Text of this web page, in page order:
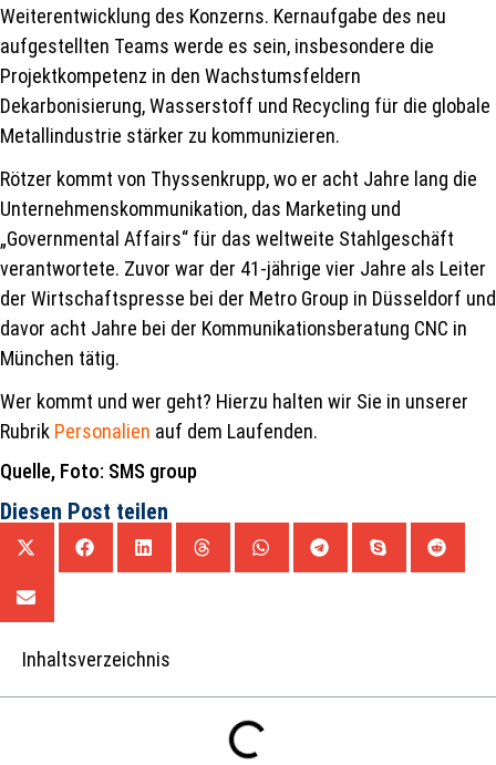
Weiterentwicklung des Konzerns. Kernaufgabe des neu
aufgestellten Teams werde es sein, insbesondere die
Projektkompetenz in den Wachstumsfeldern
Dekarbonisierung, Wasserstoff und Recycling für die globale
Metallindustrie stärker zu kommunizieren.
Rötzer kommt von Thyssenkrupp, wo er acht Jahre lang die
Unternehmenskommunikation, das Marketing und
„Governmental Affairs“ für das weltweite Stahlgeschäft
verantwortete. Zuvor war der 41-jährige vier Jahre als Leiter
der Wirtschaftspresse bei der Metro Group in Düsseldorf und
davor acht Jahre bei der Kommunikationsberatung CNC in
München tätig.
Wer kommt und wer geht? Hierzu halten wir Sie in unserer
Rubrik Personalien auf dem Laufenden.
Quelle, Foto: SMS group
Diesen Post teilen
Inhaltsverzeichnis